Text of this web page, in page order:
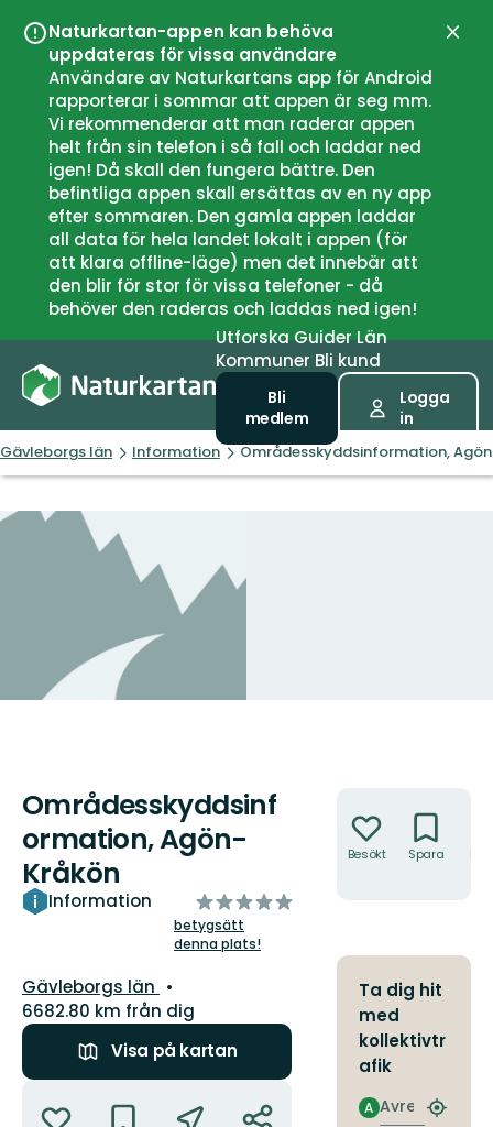
Naturkartan-appen kan behöva
uppdateras för vissa användare
Användare av Naturkartans app för Android
rapporterar i sommar att appen är seg mm.
Vi rekommenderar att man raderar appen
helt från sin telefon i så fall och laddar ned
igen! Då skall den fungera bättre. Den
befintliga appen skall ersättas av en ny app
efter sommaren. Den gamla appen laddar
all data för hela landet lokalt i appen (för
att klara offline-läge) men det innebär att
den blir för stor för vissa telefoner - då
behöver den raderas och laddas ned igen!
UtforskaGuiderLän
Kommuner Bli kund
Bli
medlem
Logga
in
Gävleborgs län Information Områdesskyddsinformation,
Områdesskyddsinf
ormation, Agön-
Kråkön
Information
av
5
stjärnor
betygsätt
denna plats!
Län:
Gävleborgs län
6682.80 km från dig
Visa på kartan
Besökt Spara
Ta dig hit
med
kollektivtr
afik
Avresa
A
Hitta